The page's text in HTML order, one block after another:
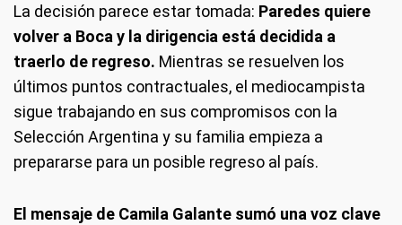
La decisión parece estar tomada: Paredes quiere
volver a Boca y la dirigencia está decidida a
traerlo de regreso. Mientras se resuelven los
últimos puntos contractuales, el mediocampista
sigue trabajando en sus compromisos con la
Selección Argentina y su familia empieza a
prepararse para un posible regreso al país.
El mensaje de Camila Galante sumó una voz clave